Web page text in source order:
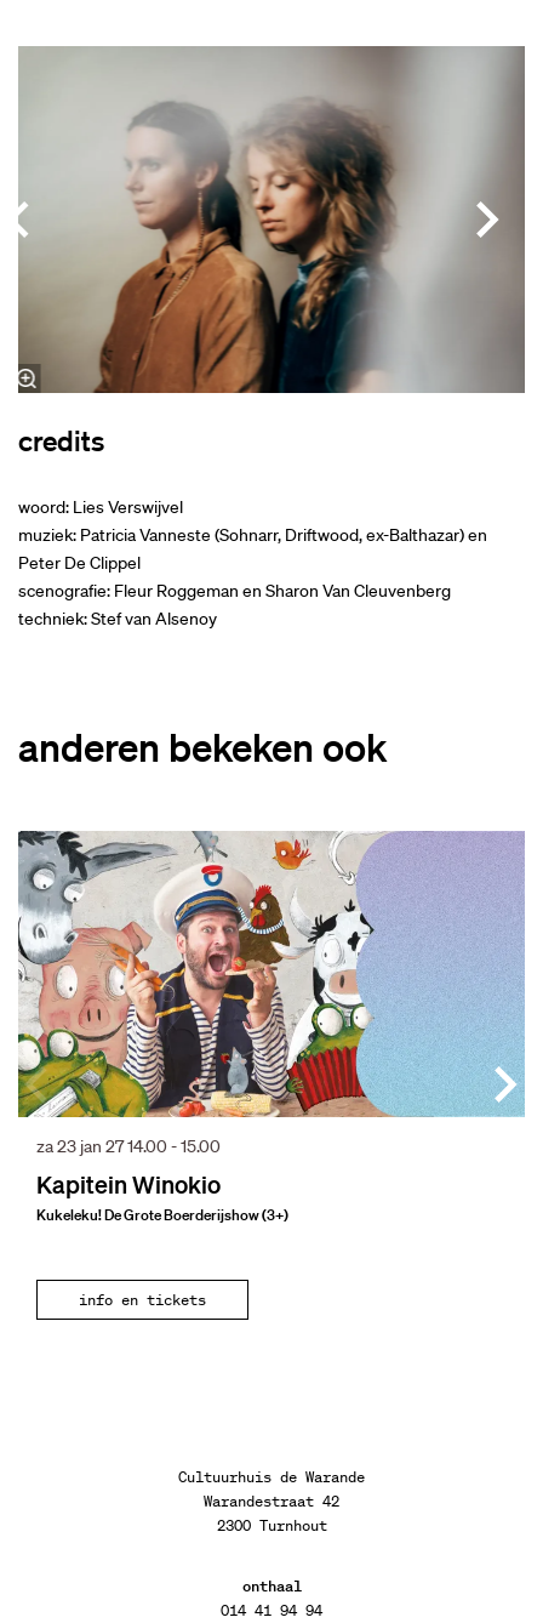
credits
woord: Lies Verswijvel
muziek: Patricia Vanneste (Sohnarr, Driftwood, ex-Balthazar) en
Peter De Clippel
scenografie: Fleur Roggeman en Sharon Van Cleuvenberg
techniek: Stef van Alsenoy
anderen bekeken ook
Kapitein Winokio
Kukeleku! De Grote Boerderijshow (3+)
za 23 jan 2714.00 - 15.00
info en tickets
Cultuurhuis de Warande
Warandestraat 42
2300 Turnhout
onthaal
014 41 94 94